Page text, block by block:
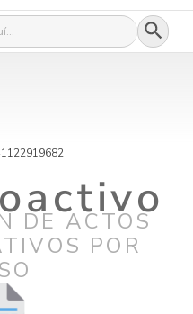
Botón
DE ACTOS
POR